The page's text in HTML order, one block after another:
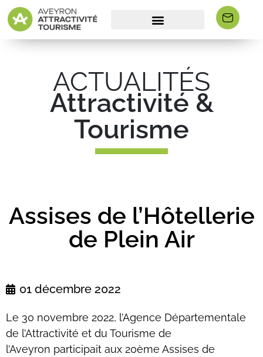
ACTUALITÉS
Attractivité &
Tourisme
Assises de l’Hôtellerie
de Plein Air
01 décembre 2022
Le 30 novembre 2022, l’Agence Départementale
de l’Attractivité et du Tourisme de
l’Aveyron participait aux 20ème Assises de